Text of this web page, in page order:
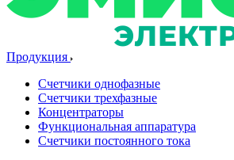
Продукция
Счетчики однофазные
Счетчики трехфазные
Концентраторы
Функциональная аппаратура
Счетчики постоянного тока